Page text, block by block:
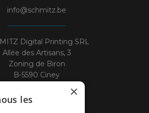
info@schmitz.be
Digital Printing SRL
Allée des Artisans, 3
Zoning de Biron
B-5590 Ciney
TVA: BE 0860 879 750
×
les